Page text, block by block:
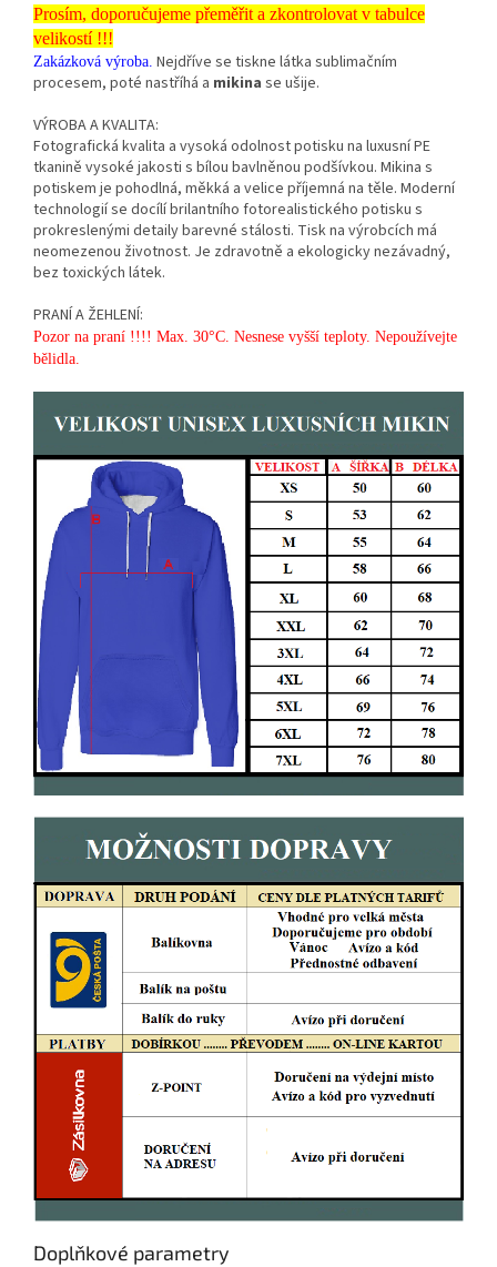
Prosím, doporučujeme přeměřit a zkontrolovat v tabulce
velikostí !!!
Zakázková výroba. Nejdříve se tiskne látka sublimačním
procesem, poté nastříhá a mikina se ušije.
VÝROBA A KVALITA:
Fotografická kvalita a vysoká odolnost potisku na luxusní PE
tkanině vysoké jakosti s bílou bavlněnou podšívkou. Mikina s
potiskem je pohodlná, měkká a velice příjemná na těle. Moderní
technologií se docílí brilantního fotorealistického potisku s
prokreslenými detaily barevné stálosti. Tisk na výrobcích má
neomezenou životnost. Je zdravotně a ekologicky nezávadný,
bez toxických látek.
PRANÍ A ŽEHLENÍ:
Pozor na praní !!!! Max. 30°C. Nesnese vyšší teploty. Nepoužívejte
bělidla.
Doplňkové parametry